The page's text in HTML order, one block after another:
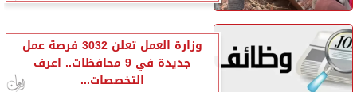
وزارة العمل تعلن 3032 فرصة عمل
جديدة في 9 محافظات.. اعرف
التخصصات...